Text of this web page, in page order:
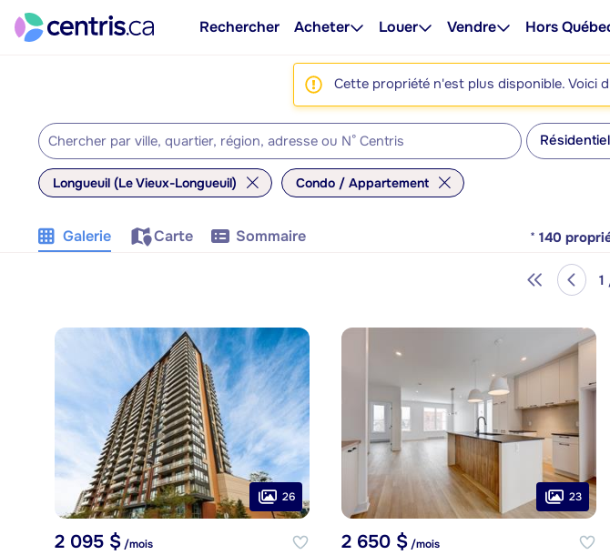
Rechercher Acheter Louer Vendre Hors
Cette propriété n'est plus disponible. Voici
Résidentiel
Longueuil (Le Vieux-Longueuil) Condo / Appartement
Galerie Carte Sommaire * 140
1
26
2 095 $/mois
23
2 650 $/mois